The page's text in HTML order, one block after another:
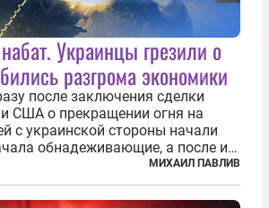
Украинцы грезили о
разгрома экономики
после заключения сделки
США о прекращении огня на
с украинской стороны начали
обнадеживающие, а после и
заявления про некий «перелом»
в сознании первых лиц
и стоящих за ними...
МИХАИЛ ПАВЛИВ